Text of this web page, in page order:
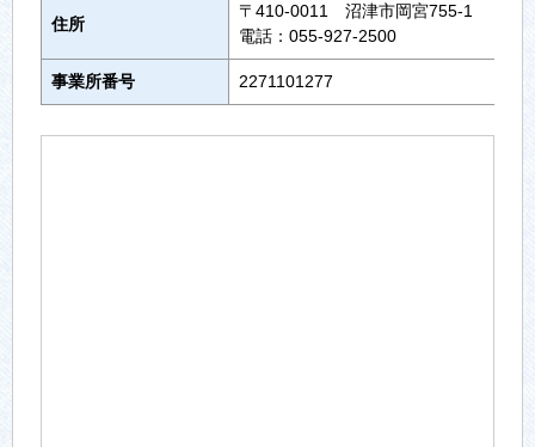
住所
〒410-0011 沼津市岡宮755-1
電話：055-927-2500
事業所番号 2271101277